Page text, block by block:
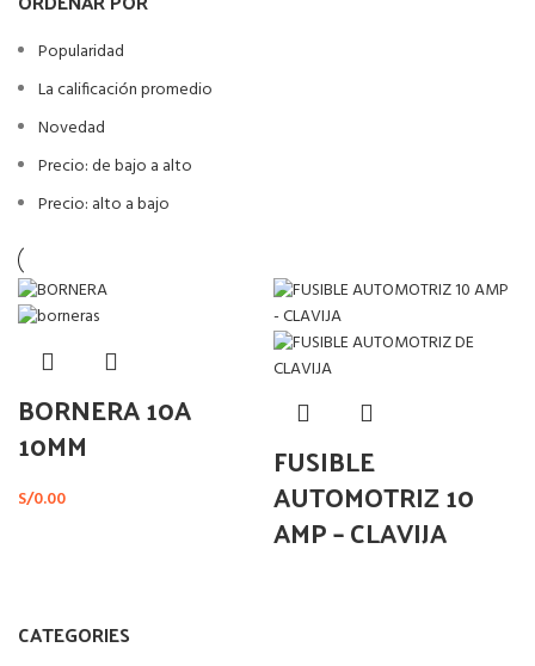
CATEGORIES
Popularidad
La calificación promedio
Novedad
Precio: de bajo a alto
Precio: alto a bajo
BORNERA 10A
10MM
S/0.00
FUSIBLE
AUTOMOTRIZ 10
AMP – CLAVIJA